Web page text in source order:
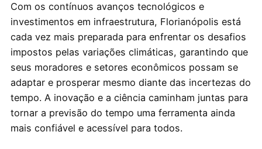
Com os contínuos avanços tecnológicos e
investimentos em infraestrutura, Florianópolis está
cada vez mais preparada para enfrentar os desafios
impostos pelas variações climáticas, garantindo que
seus moradores e setores econômicos possam se
adaptar e prosperar mesmo diante das incertezas do
tempo. A inovação e a ciência caminham juntas para
tornar a previsão do tempo uma ferramenta ainda
mais confiável e acessível para todos.